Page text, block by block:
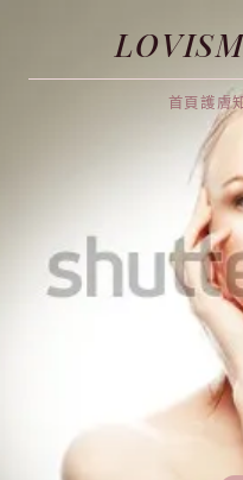
首頁護膚